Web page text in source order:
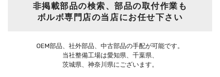
非掲載部品の検索、部品の取付作業も
ボルボ専門店の当店にお任せ下さい
OEM部品、社外部品、中古部品の手配が可能です。
当社整備工場は愛知県、千葉県、
茨城県、神奈川県にございます。